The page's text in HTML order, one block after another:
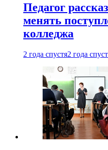
Педагог
менять
колледжа
2 года спустя2 года